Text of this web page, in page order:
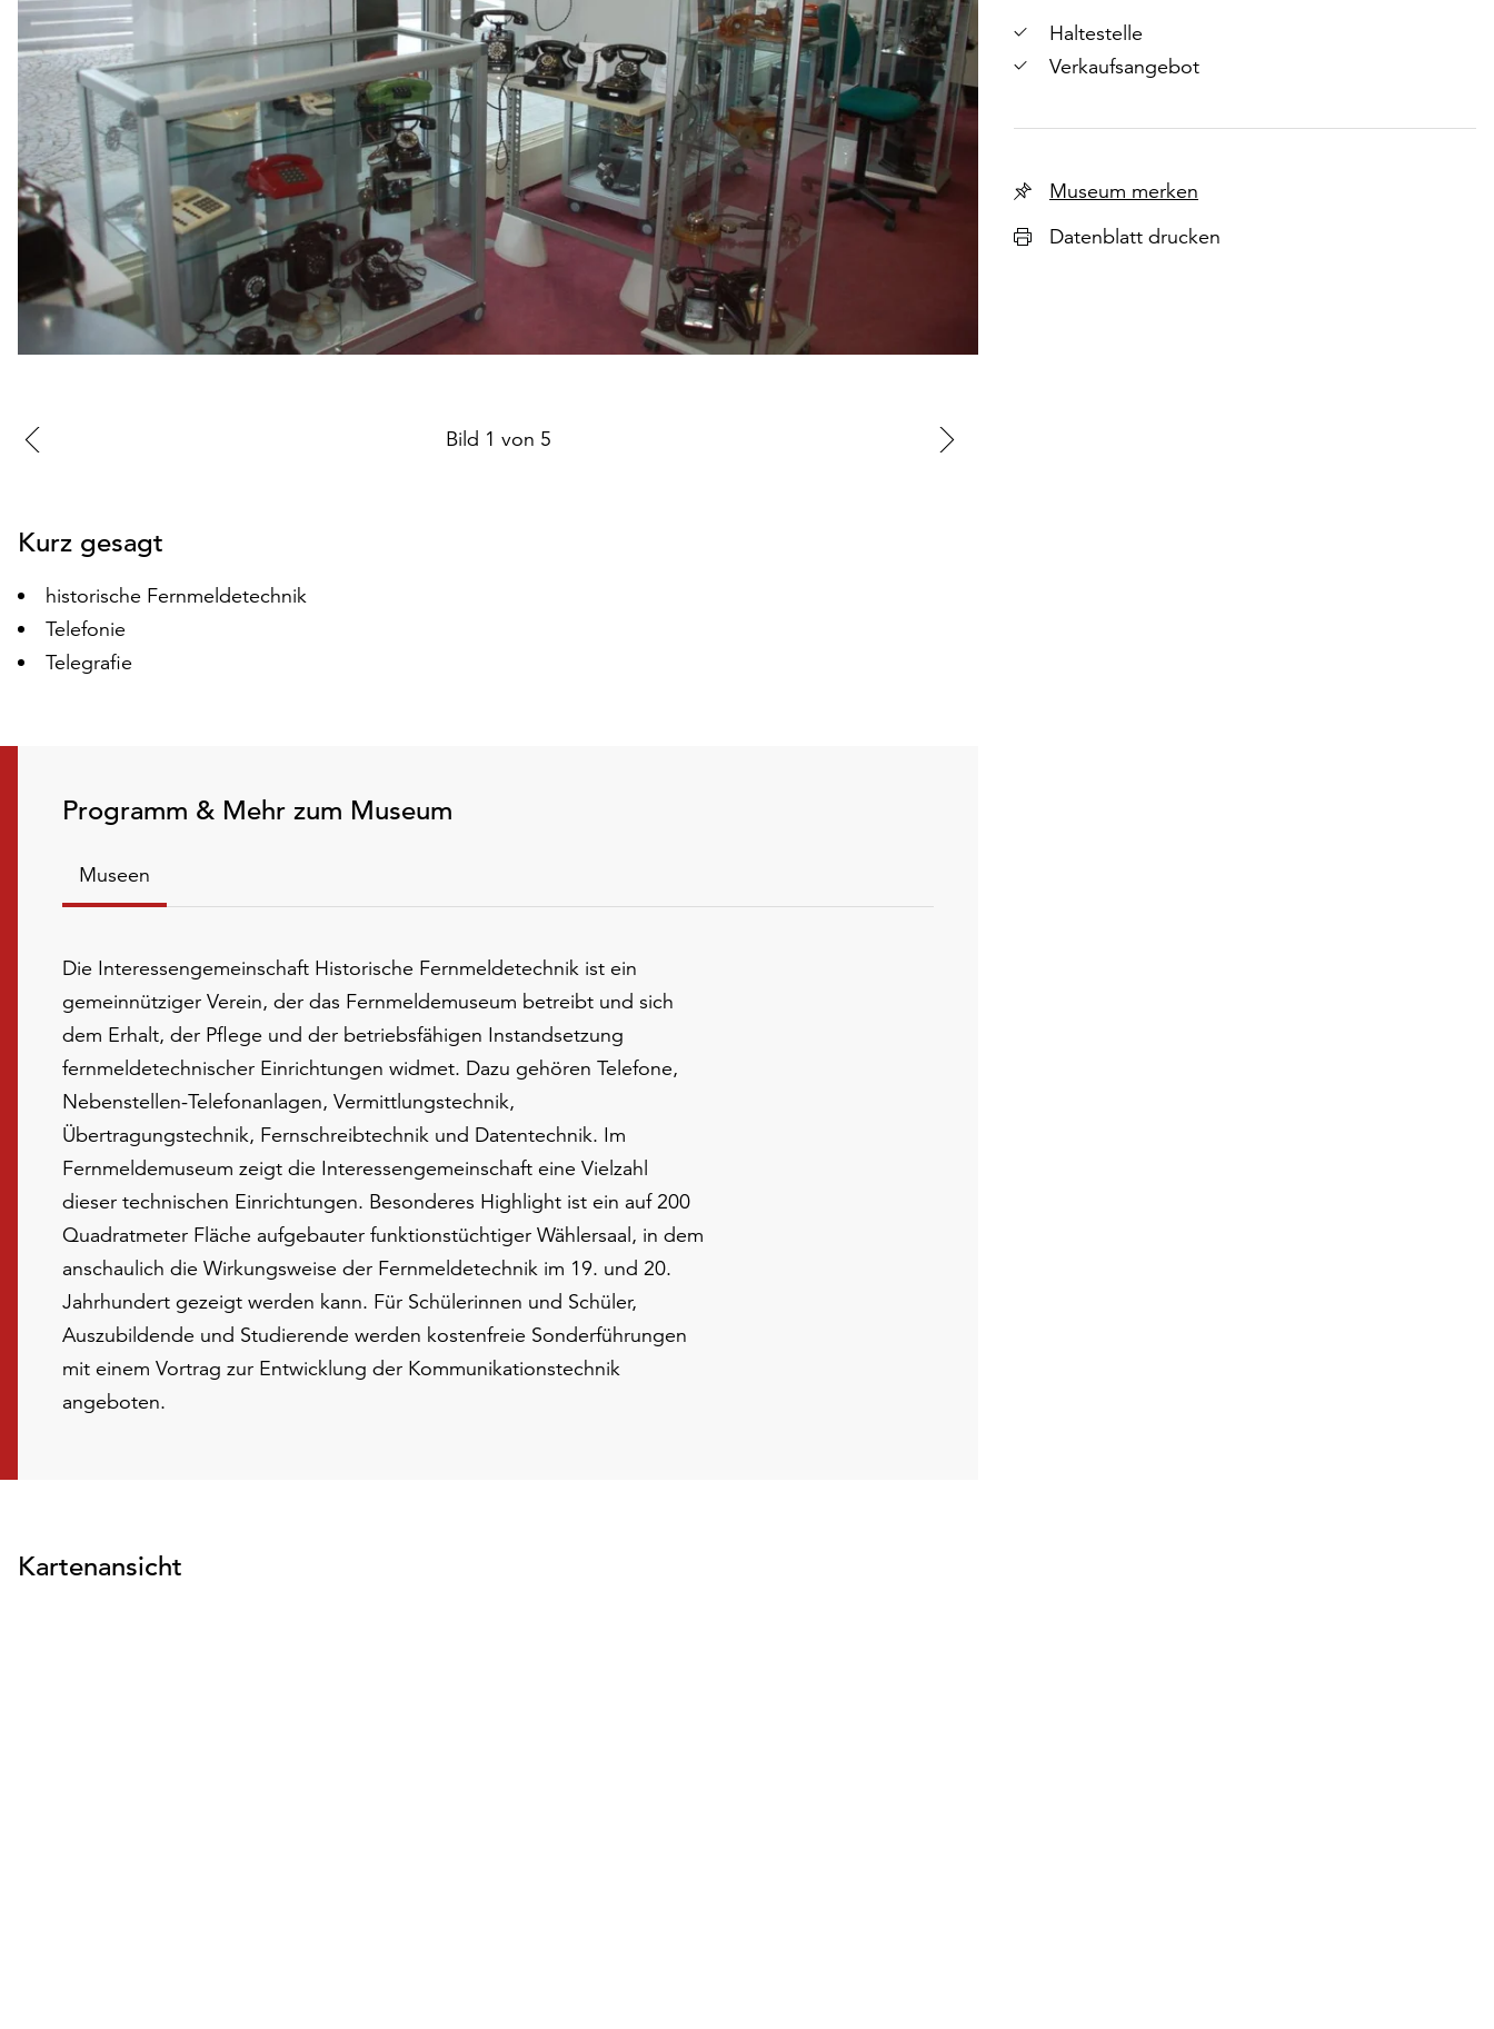
Bild 1 von 5
Kurz gesagt
historische Fernmeldetechnik
Telefonie
Telegrafie
Programm & Mehr zum Museum
Museen
Die Interessengemeinschaft Historische Fernmeldetechnik ist ein
gemeinnütziger Verein, der das Fernmeldemuseum betreibt und sich
dem Erhalt, der Pflege und der betriebsfähigen Instandsetzung
fernmeldetechnischer Einrichtungen widmet. Dazu gehören Telefone,
Nebenstellen-Telefonanlagen, Vermittlungstechnik,
Übertragungstechnik, Fernschreibtechnik und Datentechnik. Im
Fernmeldemuseum zeigt die Interessengemeinschaft eine Vielzahl
dieser technischen Einrichtungen. Besonderes Highlight ist ein auf 200
Quadratmeter Fläche aufgebauter funktionstüchtiger Wählersaal, in dem
anschaulich die Wirkungsweise der Fernmeldetechnik im 19. und 20.
Jahrhundert gezeigt werden kann. Für Schülerinnen und Schüler,
Auszubildende und Studierende werden kostenfreie Sonderführungen
mit einem Vortrag zur Entwicklung der Kommunikationstechnik
angeboten.
Kartenansicht
Haltestelle
Verkaufsangebot
Museum merken
Datenblatt drucken